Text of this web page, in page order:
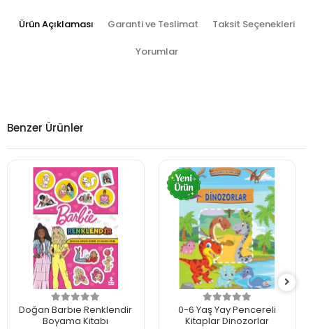
Ürün Açıklaması Garanti ve Teslimat Taksit Seçenekleri
Yorumlar
Benzer Ürünler
Doğan Barbıe Renklendir
Boyama Kitabı
0-6 Yaş Yay Pencereli
Kitaplar Dinozorlar